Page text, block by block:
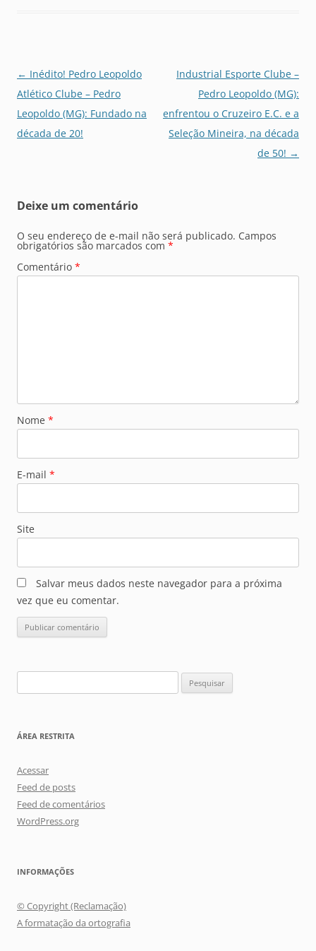
Navegação
de
posts
← Inédito! Pedro Leopoldo
Atlético Clube – Pedro
Leopoldo (MG): Fundado na
década de 20!
Industrial Esporte Clube –
Pedro Leopoldo (MG):
enfrentou o Cruzeiro E.C. e a
Seleção Mineira, na década
de 50! →
Deixe um comentário
O seu endereço de e-mail não será publicado. Campos
obrigatórios são marcados com *
Comentário *
Nome *
E-mail *
Site
Salvar meus dados neste navegador para a próxima
vez que eu comentar.
por:
ÁREA RESTRITA
Acessar
Feed de posts
Feed de comentários
WordPress.org
INFORMAÇÕES
© Copyright (Reclamação)
A formatação da ortografia